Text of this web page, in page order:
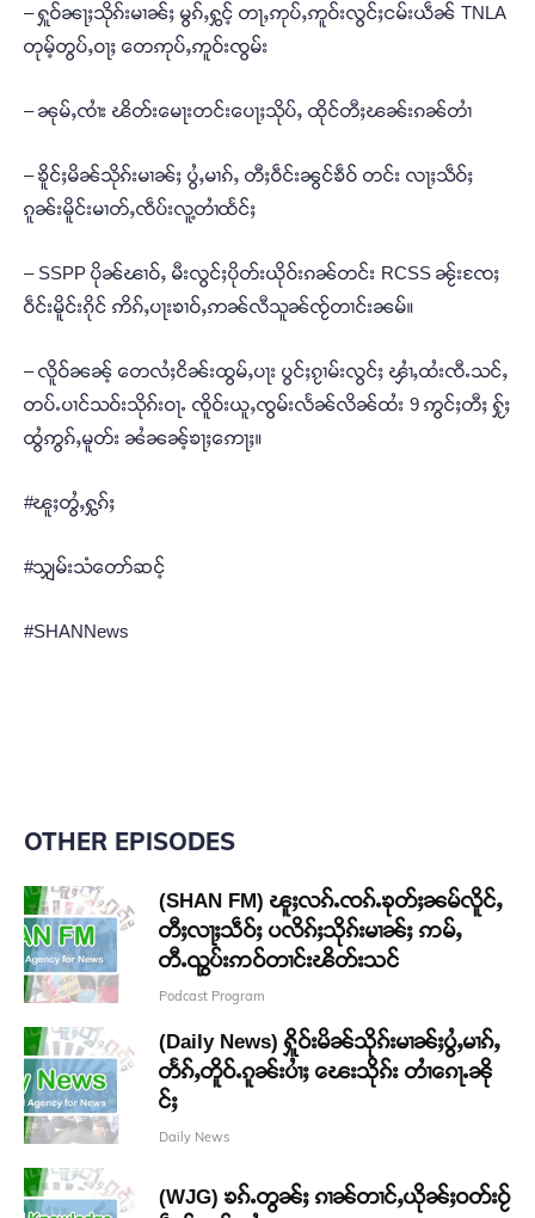
– ႁူဝ်ၼႃႈသိုၵ်းမၢၼ်ႈ မွၵ်ႇႁွင့် တႃႇဢုပ်ႇဢူဝ်းလွင်ႈငမ်းယဵၼ် TNLA
တုမ့်တွပ်ႇဝႃႈ တေဢုပ်ႇဢူဝ်းၸွမ်း
– ၼုမ်ႇၸၢႆး ၽိတ်းမေႃးတင်းပေႃႈသိုပ်ႇ ထိုင်တီႈၽၼ်းၵၼ်တၢႆ
– ၶိူင်ႈမိၼ်သိုၵ်းမၢၼ်ႈ ပွႆႇမၢၵ်ႇ တီႈဝဵင်းၼွင်ၶဵဝ် တင်း လႃႈသဵဝ်ႈ
ၵူၼ်းမိူင်းမၢတ်ႇၸဵပ်းလူ့တၢႆထႅင်ႈ
– SSPP ပိုၼ်ၽၢဝ်ႇ မီးလွင်ႈပိုတ်းယိုဝ်းၵၼ်တင်း RCSS ၼႂ်းၸႄႈ
ဝဵင်းမိူင်းၵိုင် ဢိၵ်ႇပႃးၶၢဝ်ႇဢၼ်လီသူၼ်ၸႂ်တၢင်းၼမ်။
– လိူဝ်ၼၼ့် တေလႆႈငိၼ်းထွမ်ႇပႃး ပွင်ႈၵႂၢမ်းလွင်ႈ ၾၢႆႇထႆးၸီႉသင်ႇ
တပ်ႉပၢင်သဝ်းသိုၵ်းဝႃႉ ၸိူဝ်းယူႇၸွမ်းလႅၼ်လိၼ်ထႆး 9 ဢွင်ႈတီႈ ႁႂ်ႈ
ထွႆဢွၵ်ႇမူတ်း ၼႆၼၼ့်ၶႃႈဢေႃႈ။
#ၽူႈတွႆႇႁွၵ်ႈ
#သျှမ်းသံတော်ဆင့်
#SHANNews
OTHER EPISODES
(SHAN FM) ၽူႈလၵ်ႉၸၵ်ႉၶုတ်ႈၼမ်လိူင်ႇ
တီႈလႃႈသဵဝ်ႈ ပလိၵ်ႈသိုၵ်းမၢၼ်ႈ ဢမ်ႇ
တီႉၺွပ်းဢဝ်တၢင်းၽိတ်းသင်
Podcast Program
(Daily News) ႁိူဝ်းမိၼ်သိုၵ်းမၢၼ်ႈပွႆႇမၢၵ်ႇ
တႅၵ်ႇတိူဝ်ႉၵူၼ်းပၢႆႈ ၽေးသိုၵ်း တၢႆၵေႃႉၼို
င်ႈ
Daily News
(WJG) ၶၵ်ႉတွၼ်ႈ ၵၢၼ်တၢင်ႇယိုၼ်ႈဝတ်းဝႂ်